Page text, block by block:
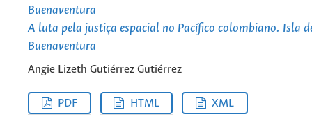
Buenaventura
A luta pela justiça espacial no Pacífico colombiano. Isla
Buenaventura
Angie Lizeth Gutiérrez Gutiérrez
PDF HTML XML